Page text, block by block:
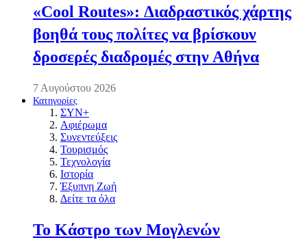
«Cool Routes»: Διαδραστικός χάρτης
βοηθά τους πολίτες να βρίσκουν
δροσερές διαδρομές στην Αθήνα
7 Αυγούστου 2026
Κατηγορίες
ΣΥΝ+
Αφιέρωμα
Συνεντεύξεις
Τουρισμός
Τεχνολογία
Ιστορία
Έξυπνη Ζωή
Δείτε τα όλα
Το Κάστρο των Μογλενών